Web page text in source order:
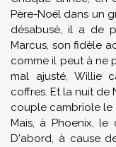
Père-Noël dans un
désabusé, il a de
Marcus, son fidèle
comme il peut à ne
mal ajusté, Willie
coffres. Et la nuit de
couple cambriole le
Mais, à Phoenix, le
D'abord, à cause